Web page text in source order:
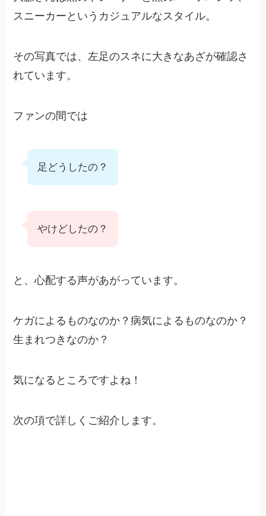
スニーカーというカジュアルなスタイル。
その写真では、左足のスネに大きなあざが確認さ
れています。
ファンの間では
足どうしたの？
やけどしたの？
と、心配する声があがっています。
ケガによるものなのか？病気によるものなのか？
生まれつきなのか？
気になるところですよね！
次の項で詳しくご紹介します。